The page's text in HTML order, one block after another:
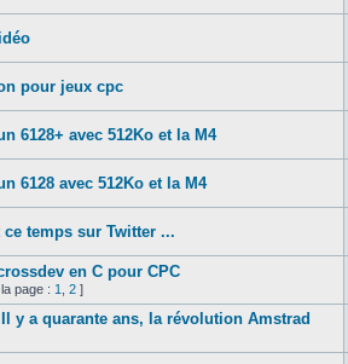
pour jeux cpc
6128+ avec 512Ko et la M4
6128 avec 512Ko et la M4
ce temps sur Twitter ...
en C pour CPC
page : 1 2 ]
Il y a quarante ans, la révolution Amstrad